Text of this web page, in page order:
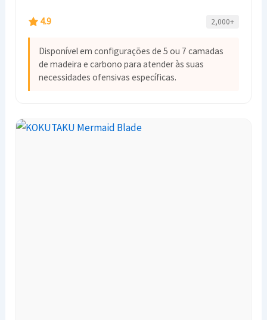
4.9 2,000+
Disponível em configurações de 5 ou 7 camadas
de madeira e carbono para atender às suas
necessidades ofensivas específicas.